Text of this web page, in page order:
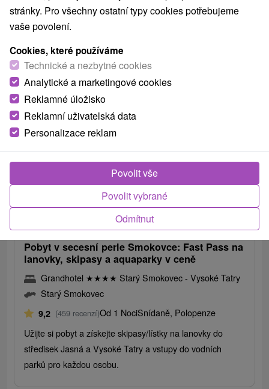
pro dva
VŠECHNY TOP - NEJPRODÁVANĚJŠÍ
TIP
Akcia
od1 623,74Kč
Pobyt v secesní perle Smokovce: Fast Pass na
lanovky, skipasy a aquaparky v ceně
Grandhotel ★★★★ Starý Smokovec - Vysoké Tatry
Starý Smokovec
9,2 (459 recenzí)Od 1 NociSnídaně, Polopenze
Užijte si pobyt a získejte skipasy/lístky na lanovky do
středisek Jasná a Vysoké Tatry a vstupy do vodních
parků pro každou osobu.
stránky. Pro všechny ostatní typy cookies potřebujeme
vaše povolení.
Cookies, které používáme
Technické a nezbytné cookies
Analytické a marketingové cookies
Reklamné úložisko
Reklamní uživatelská data
Personalizace reklam
Odmítnut
Povolit vybrané
Povolit vše